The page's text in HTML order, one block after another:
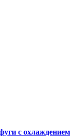
с охлаждением